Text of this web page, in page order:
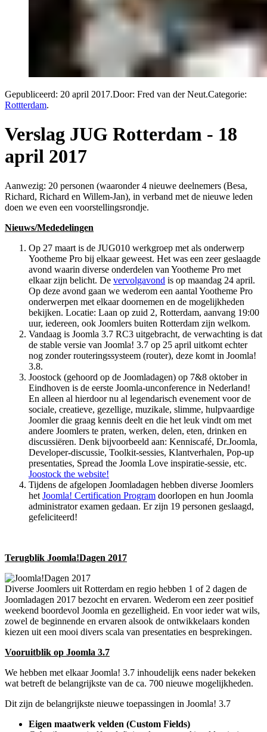
Gepubliceerd: 20 april 2017.Door: Fred van der Neut.Categorie:
Rottterdam.
Verslag JUG Rotterdam - 18
april 2017
Aanwezig: 20 personen (waaronder 4 nieuwe deelnemers (Besa,
Richard, Richard en Willem-Jan), in verband met de nieuwe leden
doen we even een voorstellingsrondje.
Nieuws/Mededelingen
Op 27 maart is de JUG010 werkgroep met als onderwerp
Yootheme Pro bij elkaar geweest. Het was een zeer geslaagde
avond waarin diverse onderdelen van Yootheme Pro met
elkaar zijn belicht. De vervolgavond is op maandag 24 april.
Op deze avond gaan we wederom een aantal Yootheme Pro
onderwerpen met elkaar doornemen en de mogelijkheden
bekijken. Locatie: Laan op zuid 2, Rotterdam, aanvang 19:00
uur, iedereen, ook Joomlers buiten Rotterdam zijn welkom.
Vandaag is Joomla 3.7 RC3 uitgebracht, de verwachting is dat
de stable versie van Joomla! 3.7 op 25 april uitkomt echter
nog zonder routeringssysteem (router), deze komt in Joomla!
3.8.
Joostock (gehoord op de Joomladagen) op 7&8 oktober in
Eindhoven is de eerste Joomla-unconference in Nederland!
En alleen al hierdoor nu al legendarisch evenement voor de
sociale, creatieve, gezellige, muzikale, slimme, hulpvaardige
Joomler die graag kennis deelt en die het leuk vindt om met
andere Joomlers te praten, werken, delen, eten, drinken en
discussiëren. Denk bijvoorbeeld aan: Kenniscafé, Dr.Joomla,
Developer-discussie, Toolkit-sessies, Klantverhalen, Pop-up
presentaties, Spread the Joomla Love inspiratie-sessie, etc.
Joostock the website!
Tijdens de afgelopen Joomladagen hebben diverse Joomlers
het Joomla! Certification Program doorlopen en hun Joomla
administrator examen gedaan. Er zijn 19 personen geslaagd,
gefeliciteerd!
Terugblik Joomla!Dagen 2017
Diverse Joomlers uit Rotterdam en regio hebben 1 of 2 dagen de
Joomladagen 2017 bezocht en ervaren. Wederom een zeer positief
weekend boordevol Joomla en gezelligheid. En voor ieder wat wils,
zowel de beginnende en ervaren alsook de ontwikkelaars konden
kiezen uit een mooi divers scala van presentaties en besprekingen.
Vooruitblik op Joomla 3.7
We hebben met elkaar Joomla! 3.7 inhoudelijk eens nader bekeken
wat betreft de belangrijkste van de ca. 700 nieuwe mogelijkheden.
Dit zijn de belangrijkste nieuwe toepassingen in Joomla! 3.7
Eigen maatwerk velden (Custom Fields)